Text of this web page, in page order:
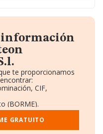
información
te proporcionamos
CIF,
(BORME).
y Empleados.
Administradores.
GRATUITO